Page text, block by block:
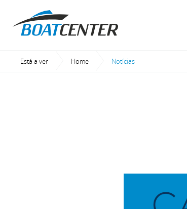
Está a ver Home Current:
Notícias